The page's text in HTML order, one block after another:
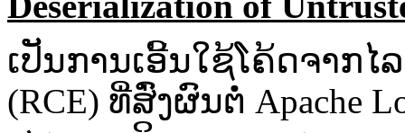
ເປັນ​ການ​ເອີ້ນ​ໃຊ້​ໂຄ້ດ​ຈາກ​ໄລ
(RCE) ທີ່​ສົ່ງ​ຜົນ​ຕໍ່​ Apache